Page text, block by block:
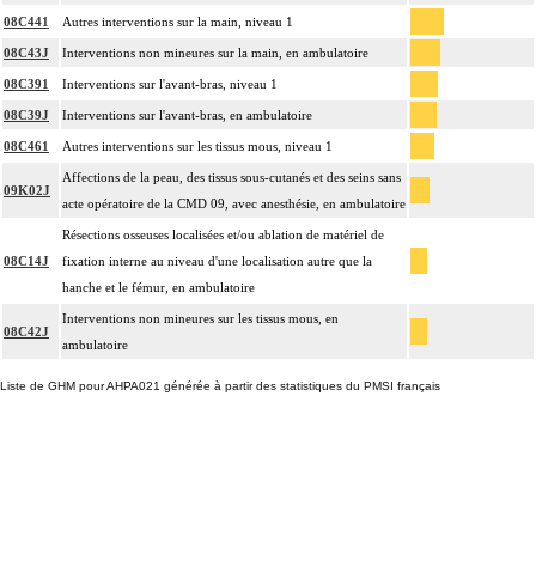
08C441 Autres interventions sur la main, niveau 1
08C43J Interventions non mineures sur la main, en ambulatoire
08C391 Interventions sur l'avant-bras, niveau 1
08C39J Interventions sur l'avant-bras, en ambulatoire
08C461 Autres interventions sur les tissus mous, niveau 1
09K02J
Affections de la peau, des tissus sous-cutanés et des seins sans
acte opératoire de la CMD 09, avec anesthésie, en ambulatoire
08C14J
Résections osseuses localisées et/ou ablation de matériel de
fixation interne au niveau d'une localisation autre que la
hanche et le fémur, en ambulatoire
08C42J
Interventions non mineures sur les tissus mous, en
ambulatoire
Liste de GHM pour AHPA021 générée à partir des statistiques du PMSI français